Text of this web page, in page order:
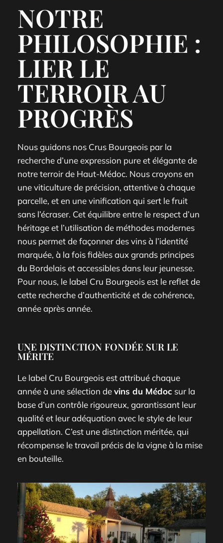
NOTRE
PHILOSOPHIE :
LIER LE
TERROIR AU
PROGRÈS
Nous guidons nos Crus Bourgeois par la
recherche d’une expression pure et élégante de
notre terroir de Haut-Médoc. Nous croyons en
une viticulture de précision, attentive à chaque
parcelle, et en une vinification qui sert le fruit
sans l’écraser. Cet équilibre entre le respect d’un
héritage et l’utilisation de méthodes modernes
nous permet de façonner des vins à l’identité
marquée, à la fois fidèles aux grands principes
du Bordelais et accessibles dans leur jeunesse.
Pour nous, le label Cru Bourgeois est le reflet de
cette recherche d’authenticité et de cohérence,
année après année.
UNE DISTINCTION FONDÉE SUR LE
MÉRITE
Le label Cru Bourgeois est attribué chaque
année à une sélection devins du Médoc sur la
base d’un contrôle rigoureux, garantissant leur
qualité et leur adéquation avec le style de leur
appellation. C’est une distinction méritée, qui
récompense le travail précis de la vigne à la mise
en bouteille.